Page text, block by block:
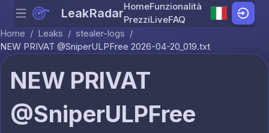
Skip to content
Menu LeakRadarHomeFunzionalità
PrezziLiveFAQ
Home / Leaks / stealer-logs /
NEW PRIVAT @SniperULPFree 2026-04-20_019.txt
NEW PRIVAT
@SniperULPFree